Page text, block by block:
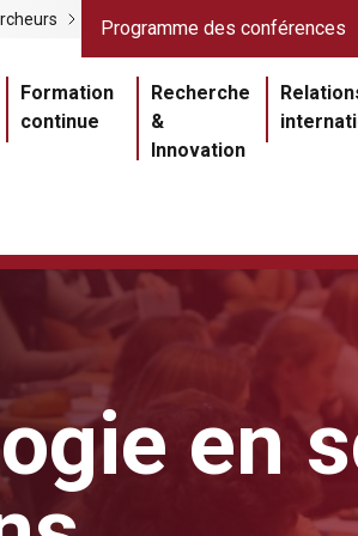
Formation
continue
Recherche
&
Innovation
Liens
Programme des conférences
en